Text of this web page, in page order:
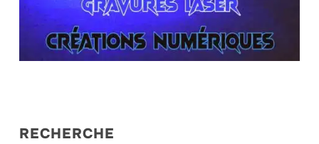
RECHERCHE